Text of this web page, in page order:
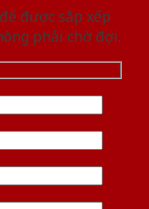
được sắp xếp
phải chờ đợi.